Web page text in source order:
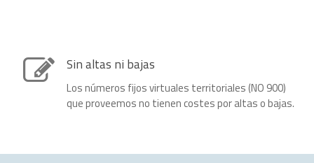
Sin altas ni bajas
Los números fijos virtuales territoriales (NO 900)
que proveemos no tienen costes por altas o bajas.